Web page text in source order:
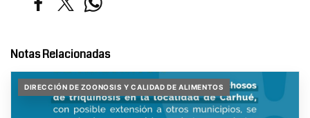
Notas Relacionadas
DIRECCIÓN DE ZOONOSIS Y CALIDAD DE ALIMENTOS